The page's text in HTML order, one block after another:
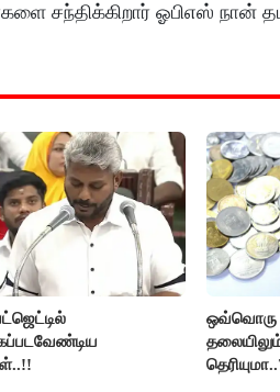
சந்திக்கிறார் ஓபிஎஸ் நான்
ஒவ்வொரு